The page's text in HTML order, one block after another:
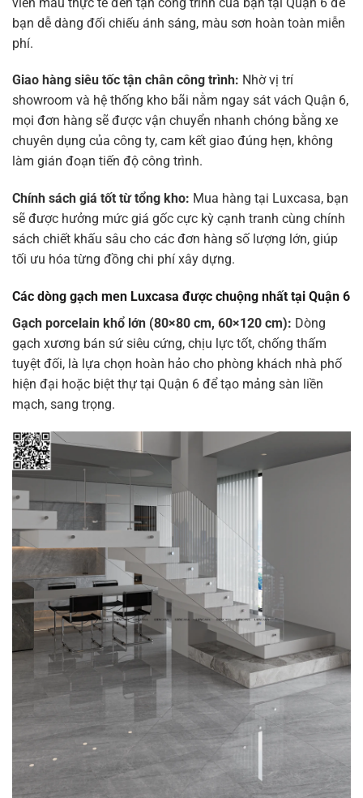
bạn dễ dàng đối chiếu ánh sáng, màu sơn hoàn toàn miễn
phí.
Giao hàng siêu tốc tận chân công trình: Nhờ vị trí
showroom và hệ thống kho bãi nằm ngay sát vách Quận 6,
mọi đơn hàng sẽ được vận chuyển nhanh chóng bằng xe
chuyên dụng của công ty, cam kết giao đúng hẹn, không
làm gián đoạn tiến độ công trình.
Chính sách giá tốt từ tổng kho: Mua hàng tại Luxcasa, bạn
sẽ được hưởng mức giá gốc cực kỳ cạnh tranh cùng chính
sách chiết khấu sâu cho các đơn hàng số lượng lớn, giúp
tối ưu hóa từng đồng chi phí xây dựng.
Các dòng gạch men Luxcasa được chuộng nhất tại Quận 6
Gạch porcelain khổ lớn (80×80 cm, 60×120 cm): Dòng
gạch xương bán sứ siêu cứng, chịu lực tốt, chống thấm
tuyệt đối, là lựa chọn hoàn hảo cho phòng khách nhà phố
hiện đại hoặc biệt thự tại Quận 6 để tạo mảng sàn liền
mạch, sang trọng.